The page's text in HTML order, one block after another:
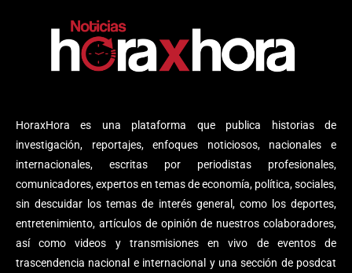
HoraxHora es una plataforma que publica historias de
investigación, reportajes, enfoques noticiosos, nacionales e
internacionales, escritas por periodistas profesionales,
comunicadores, expertos en temas de economía, política, sociales,
sin descuidar los temas de interés general, como los deportes,
entretenimiento, artículos de opinión de nuestros colaboradores,
así como videos y transmisiones en vivo de eventos de
trascendencia nacional e internacional y una sección de posdcat